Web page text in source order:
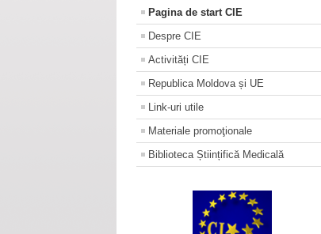
Pagina de start CIE
Despre CIE
Activități CIE
Republica Moldova și UE
Link-uri utile
Materiale promoţionale
Biblioteca Științifică Medicală